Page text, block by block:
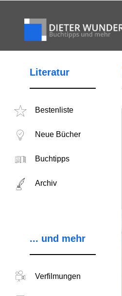
Literatur
Bestenliste
Neue Bücher
Buchtipps
Archiv
... und mehr
Verfilmungen